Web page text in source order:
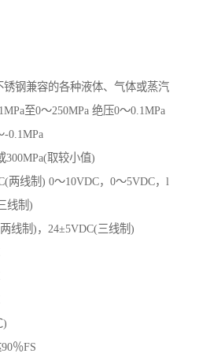
锈钢兼容的各种液体、气体或蒸汽
至0～250MPa 绝压0～0.1MPa
-0.1MPa
300MPa(取较小值)
两线制) 0～10VDC，0～5VDC，l
线制)
线制)，24±5VDC(三线制)
％FS